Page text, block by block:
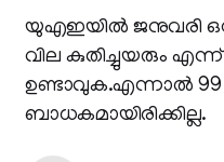
യുഎഇയില്‍ ജനുവരി
വില കുതിച്ചുയരും
ഉണ്ടാവുക.എന്നാല്‍ 99
ബാധകമായിരിക്കില്ല.